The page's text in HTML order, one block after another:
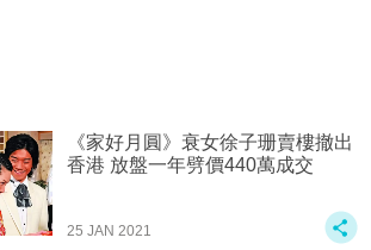
《家好月圓》衰女徐子珊賣樓撤出
香港 放盤一年劈價440萬成交
25 JAN 2021